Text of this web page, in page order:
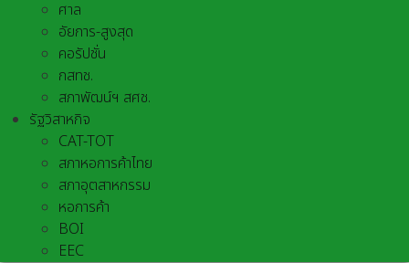
ศาล
อัยการ-สูงสุด
คอรัปชั่น
กสทช.
สภาพัฒน์ฯ สศช.
รัฐวิสาหกิจ
CAT-TOT
สภาหอการค้าไทย
สภาอุตสาหกรรม
หอการค้า
BOI
EEC